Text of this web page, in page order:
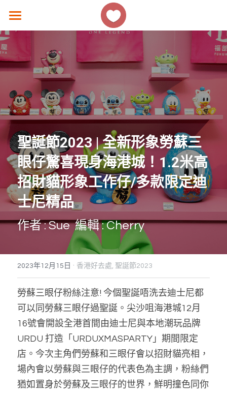
主頁
香港好去處
生活熱話
著數優惠
美食速遞
女生話題
香港故事
撐 ! 小店速報
聯絡
聖誕節2023 | 全新形象勞蘇三
眼仔驚喜現身海港城！1.2米高
招財貓形象工作仔/多款限定迪
士尼精品
作者 : Sue 編輯 : Cherry
2023年12月15日 · 香港好去處, 聖誕節2023
勞蘇三眼仔粉絲注意! 今個聖誕唔洗去迪士尼都
可以同勞蘇三眼仔過聖誕。尖沙咀海港城12月
16號會開設全港首間由迪士尼與本地潮玩品牌
URDU 打造「URDUXMASPARTY」期間限定
店。今次主角們勞蘇和三眼仔會以招財貓亮相，
場內會以勞蘇與三眼仔的代表色為主調，粉絲們
猶如置身於勞蘇及三眼仔的世界，鮮明撞色同你
商品分類
所有商品分類